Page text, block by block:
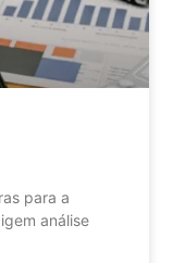
para a
análise